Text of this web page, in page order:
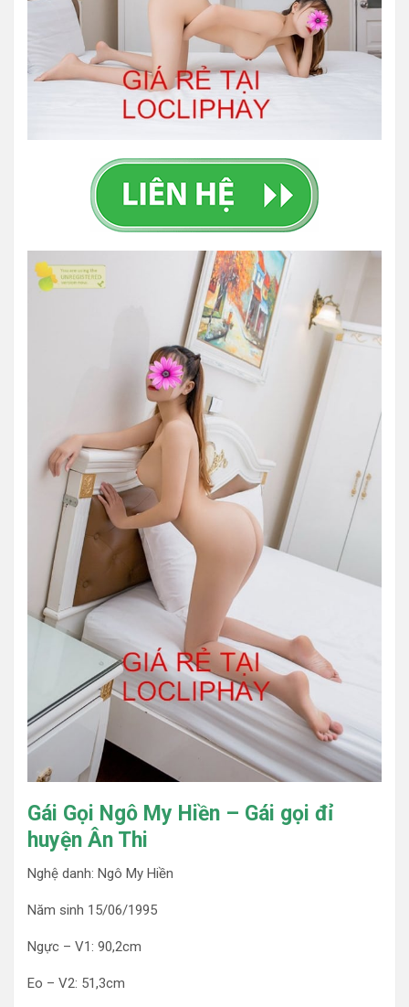
Gái Gọi Ngô My Hiền – Gái gọi đỉ
huyện Ân Thi
Nghệ danh: Ngô My Hiền
Năm sinh 15/06/1995
Ngực – V1: 90,2cm
Eo – V2: 51,3cm